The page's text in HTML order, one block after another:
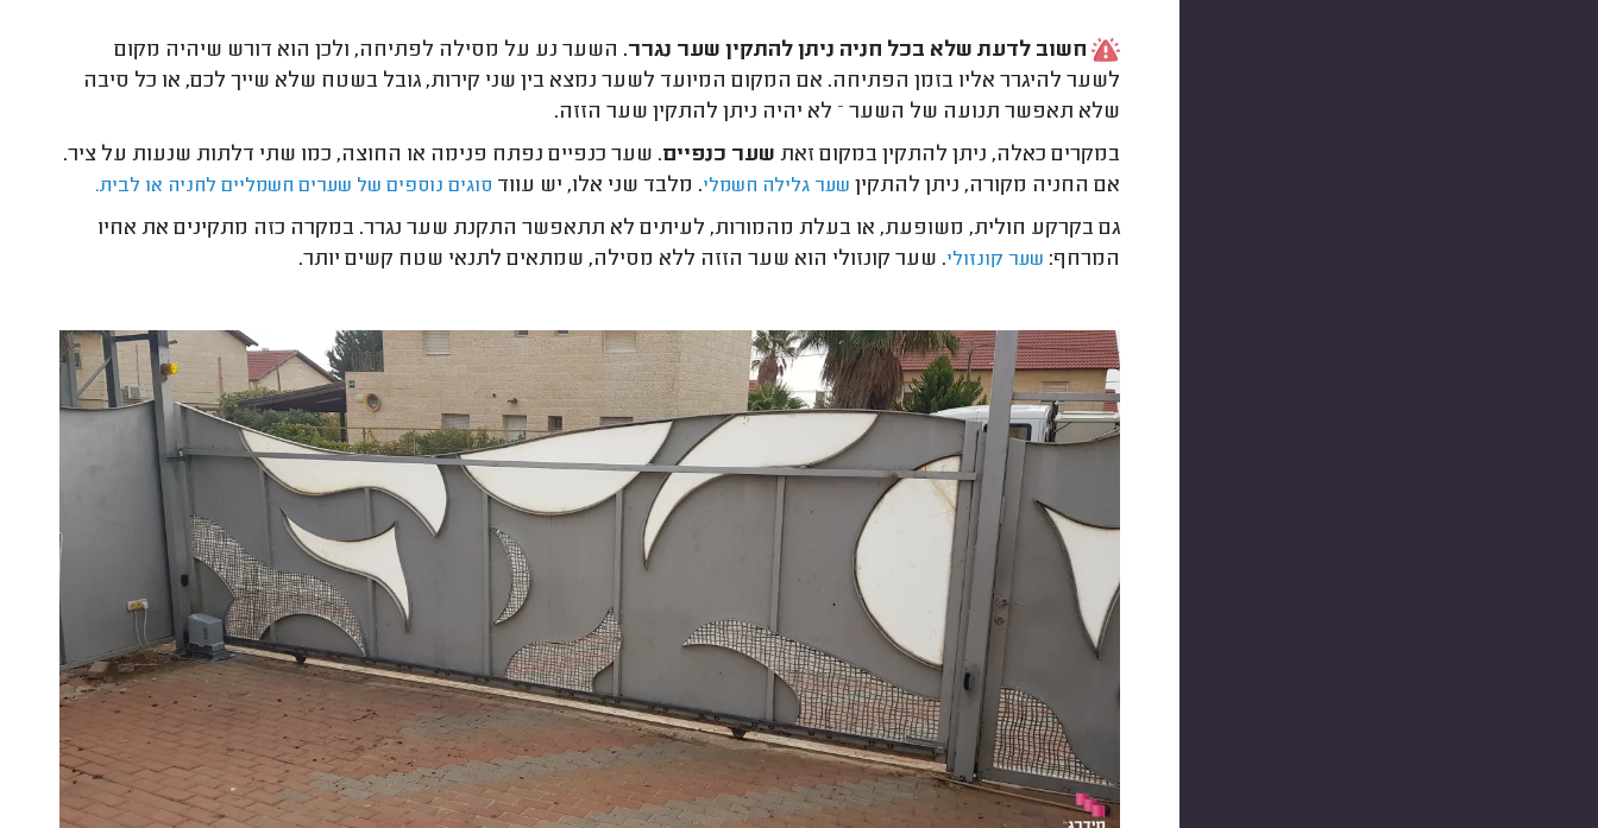
חשוב לדעת שלא בכל חניה ניתן להתקין שער נגרר. השער נע על מסילה לפתיחה, ולכן הוא דורש שיהיה מקום
לשער להיגרר אליו בזמן הפתיחה. אם המקום המיועד לשער נמצא בין שני קירות, גובל בשטח שלא שייך לכם, או כל סיבה
שלא תאפשר תנועה של השער – לא יהיה ניתן להתקין שער הזזה.
במקרים כאלה, ניתן להתקין במקום זאת שער כנפיים. שער כנפיים נפתח פנימה או החוצה, כמו שתי דלתות שנעות על ציר.
אם החניה מקורה, ניתן להתקין שער גלילה חשמלי. מלבד שני אלו, יש עווד סוגים נוספים של שערים חשמליים לחניה או לבית.
גם בקרקע חולית, משופעת, או בעלת מהמורות, לעיתים לא תתאפשר התקנת שער נגרר. במקרה כזה מתקינים את אחיו
המרחף: שער קונזולי. שער קונזולי הוא שער הזזה ללא מסילה, שמתאים לתנאי שטח קשים יותר.